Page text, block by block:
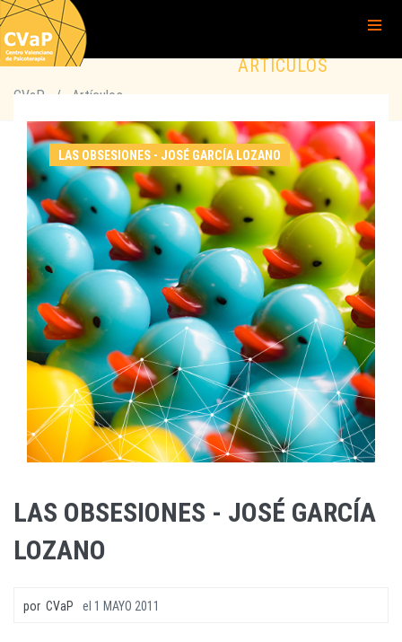
ARTÍCULOS
CVaP / Artículos
LAS OBSESIONES - JOSÉ GARCÍA LOZANO
LAS OBSESIONES - JOSÉ GARCÍA
LOZANO
por CVaP el 1 MAYO 2011